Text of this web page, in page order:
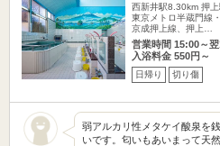
西新井駅8.30km 押
東京メトロ半蔵門線
京成押上線、押上…
営業時間 15:00～
入浴料金 550円～
日帰り 切り傷
弱アルカリ性メタケイ酸泉を
いです。匂いもあいまって天